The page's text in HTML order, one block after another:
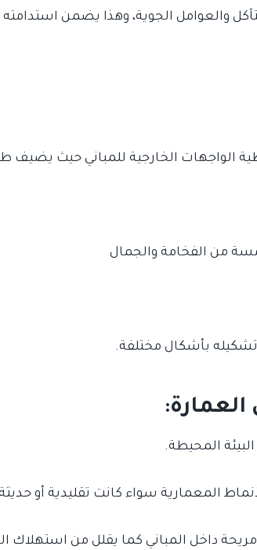
والعوامل الجوية، وهذا يضمن
الخارجية للمباني حيث يضيف
من الفخامة والجمال
بأشكال مختلفة.
المحيطة.
المعمارية سواء كانت تقليدية أو
داخل المباني كما يقلل من استهلاك